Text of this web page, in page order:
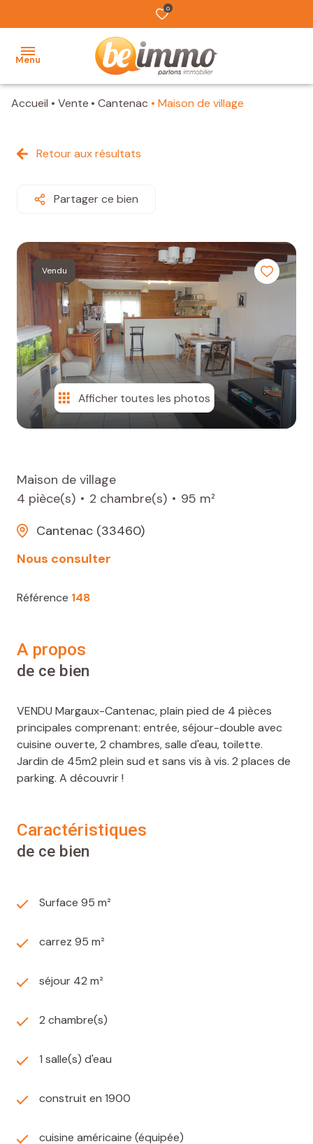
0
Menu
NOS
VENDUS
L'ÉQUIPE
TRAVAUX
CONTACT
Accueil Vente Cantenac Maison de village
Retour aux résultats
Partager ce bien
Vendu
Afficher toutes les photos
Maison de village
4 pièce(s)
2 chambre(s)
95 m²
Cantenac (33460)
Nous consulter
Référence 148
a propos
de ce bien
VENDU Margaux-Cantenac, plain pied de 4 pièces
principales comprenant: entrée, séjour-double avec
cuisine ouverte, 2 chambres, salle d'eau, toilette.
Jardin de 45m2 plein sud et sans vis à vis. 2 places de
parking. A découvrir !
caractéristiques
de ce bien
Surface 95 m²
carrez 95 m²
séjour 42 m²
2 chambre(s)
1 salle(s) d'eau
construit en 1900
cuisine américaine (équipée)